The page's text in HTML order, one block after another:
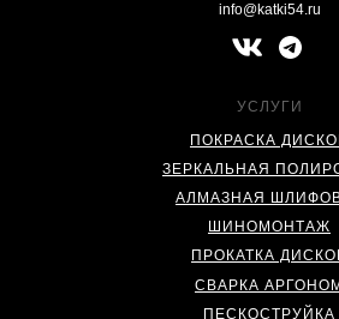
УСЛУГИ
ПОКРАСКА
ЗЕРКАЛЬНАЯ
АЛМАЗНАЯ
ШИНОМОНТАЖ
ПРОКАТКА
СВАРКА АРГОНОМ
ПЕСКОСТРУЙКА
info@katki54.ru